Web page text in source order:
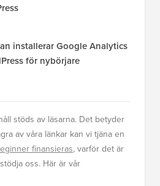
installerar Google Analytics
för nybörjare
stöds av läsarna. Det betyder
av våra länkar kan vi tjäna en
finansieras, varför det är
oss. Här är vår